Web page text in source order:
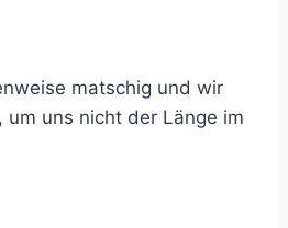
matschig und wir
um uns nicht der Länge im